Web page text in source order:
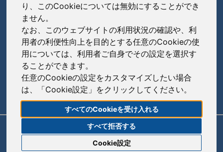
り、このCookieについては無効にすることができ
ません。
なお、このウェブサイトの利用状況の確認や、利
用者の利便性向上を目的とする任意のCookieの使
用については、利用者ご自身でその設定を選択す
ることができます。
任意のCookieの設定をカスタマイズしたい場合
は、「Cookie設定」をクリックしてください。
すべてのCookieを受け入れる
すべて拒否する
Cookie設定
あゆみ製薬株式会社
岩城製薬株式会社
大蔵製薬株式会社
キョーリンリメディオ株式会社
共和薬品工業株式会社
コーアイセイ株式会社
寿製薬株式会社
沢井製薬株式会社
会員会社（た〜は）
大興製薬株式会社
ダイト株式会社
高田製薬株式会社
辰巳化学株式会社
鶴原製薬株式会社
トーアエイヨー株式会社
会員会社 （ま〜わ）
陽進堂ホールディングス株式会社
ロートニッテン株式会社
賛助会員会社
朝日印刷株式会社
旭化成株式会社
伊藤忠ケミカルフロンティア株式会社
サイトポリシー